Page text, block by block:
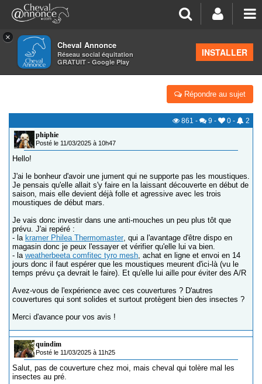
×
Cheval Annonce
Réseau social équitation
GRATUIT - Google Play
INSTALLER
>Équipements
COUVERTURE ANTI-MOUCHES
Répondre au sujet
861 - 9 - 0 -
2
phiphie
Posté le 11/03/2025 à 10h47
Hello!
J'ai le bonheur d'avoir une jument qui ne supporte pas les moustiques.
Je pensais qu'elle allait s'y faire en la laissant découverte en début de
saison, mais elle devient déjà folle et agressive avec les trois
moustiques de début mars.
Je vais donc investir dans une anti-mouches un peu plus tôt que
prévu. J'ai repéré :
- la kramer Philea Thermomaster, qui a l'avantage d'être dispo en
magasin donc je peux l'essayer et vérifier qu'elle lui va bien.
- la weatherbeeta comfitec tyro mesh, achat en ligne et envoi en 14
jours donc il faut espérer que les moustiques meurent d'ici-là (vu le
temps prévu ça devrait le faire). Et qu'elle lui aille pour éviter des A/R
Avez-vous de l'expérience avec ces couvertures ? D'autres
couvertures qui sont solides et surtout protègent bien des insectes ?
Merci d'avance pour vos avis !
quindim
Posté le 11/03/2025 à 11h25
Salut, pas de couverture chez moi, mais cheval qui tolère mal les
insectes au pré.